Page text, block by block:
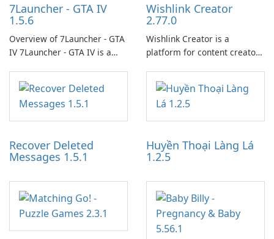
7Launcher - GTA IV
1.5.6
Overview of 7Launcher - GTA
IV 7Launcher - GTA IV is a
application designed to
optimize the gaming
experience for Grand Theft
Auto IV.
Wishlink Creator
2.77.0
Wishlink Creator is a
platform for content creators
work through built-in brand
partnerships and integrated
tools for content distribution
and audience engagement.
Recover Deleted
Messages 1.5.1
Huyền Thoại Làng Lá
1.2.5